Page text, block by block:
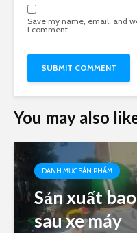
Save my name, email, and
I comment.
You may also
DANH MỤC SẢN PHẨM
Sản xuất
sau xe máy